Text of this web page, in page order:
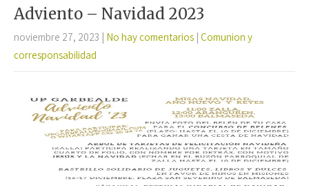
Adviento – Navidad 2023
noviembre 27, 2023 No hay comentarios Comunion y
corresponsabilidad